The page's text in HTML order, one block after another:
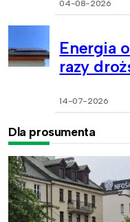
04-08-2026
Energia
razy
14-07-2026
Dla prosumenta